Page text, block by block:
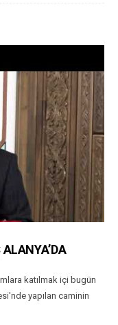
katılmak içi bugün
yapılan caminin